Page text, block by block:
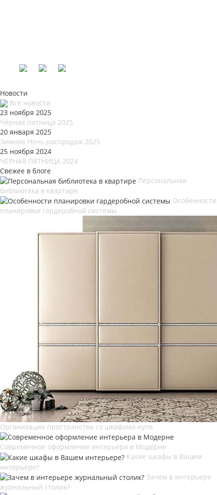
Новости
Все новости
23 ноября 2025
Чёрная пятница 2025
20 января 2025
Зимняя Ночь распродаж 2025
25 ноября 2024
ЧЁРНАЯ ПЯТНИЦА 2024
Свежее в блоге
Персональная
библиотека в квартире
Особенности
планировки гардеробной системы
Организация пространства со шкафами-купе
Современное оформление интерьера в Модерне
Какие шкафы в Вашем
интерьере?
Зачем в интерьере
журнальный столик?